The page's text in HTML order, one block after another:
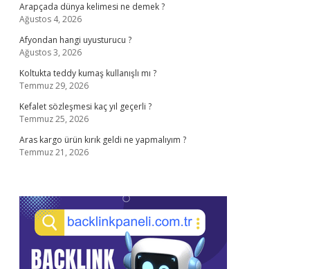
Arapçada dünya kelimesi ne demek ?
Ağustos 4, 2026
Afyondan hangi uyusturucu ?
Ağustos 3, 2026
Koltukta teddy kumaş kullanışlı mı ?
Temmuz 29, 2026
Kefalet sözleşmesi kaç yıl geçerli ?
Temmuz 25, 2026
Aras kargo ürün kırık geldi ne yapmalıyım ?
Temmuz 21, 2026